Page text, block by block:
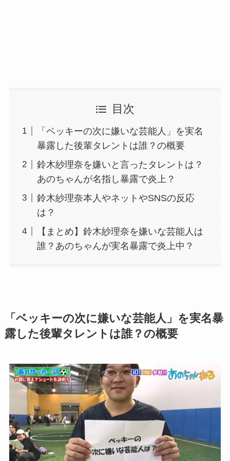
目次
「ベッキーの次に嫌いな芸能人」を実名
暴露した後輩タレントは誰？の概要
鈴木紗理奈を嫌いと言ったタレントは？
あのちゃんが名指し暴露で炎上？
鈴木紗理奈本人やネットやSNSの反応
は？
【まとめ】鈴木紗理奈を嫌いな芸能人は
誰？あのちゃんが実名暴露で炎上中？
「ベッキーの次に嫌いな芸能人」を実名暴
露した後輩タレントは誰？の概要